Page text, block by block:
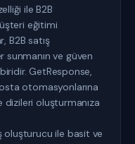
ile B2B
eğitimi
B2B satış
ve güven
GetResponse,
otomasyonlarına
dizileri oluşturmanıza
oluşturucu ile basit ve